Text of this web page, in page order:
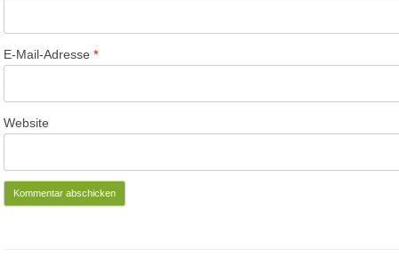
E-Mail-Adresse*
Website